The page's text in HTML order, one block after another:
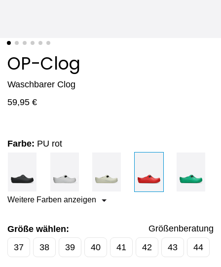
OP-Clog
Waschbarer Clog
59,95 €
Farbe: PU rot
Weitere Farben anzeigen
Größe wählen:
Größenberatung
37
38 39 40 41 42 43 44